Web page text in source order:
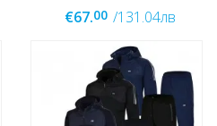
€67.00 /131.04лв